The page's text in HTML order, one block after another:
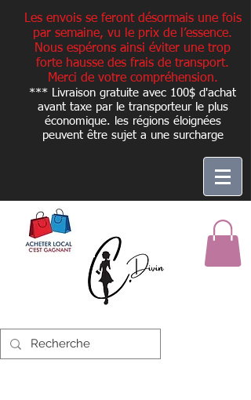
Les envois se feront désormais une fois
par semaine, vu le prix de l’essence.
Nous espérons ainsi éviter une trop
forte hausse des frais de transport.
Merci de votre compréhension.
*** Livraison gratuite avec 100$ d'achat
avant taxe par le transporteur le plus
économique. les régions éloignées
peuvent être sujet a une surcharge